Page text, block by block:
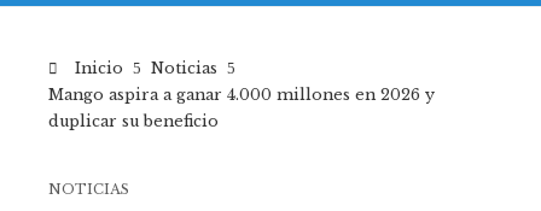
Inicio
Noticias
Mango aspira a ganar 4.000 millones en 2026 y
duplicar su beneficio
NOTICIAS